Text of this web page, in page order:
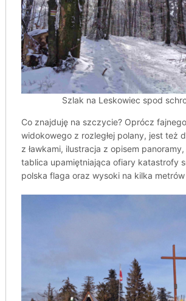
Szlak na Leskowiec spod
Co znajduję na szczycie? Oprócz
widokowego z rozległej polany, jest też
z ławkami, ilustracja z opisem
tablica upamiętniająca ofiary katastrofy
polska flaga oraz wysoki na kilka